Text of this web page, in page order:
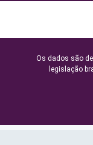
Os dados são
legislação